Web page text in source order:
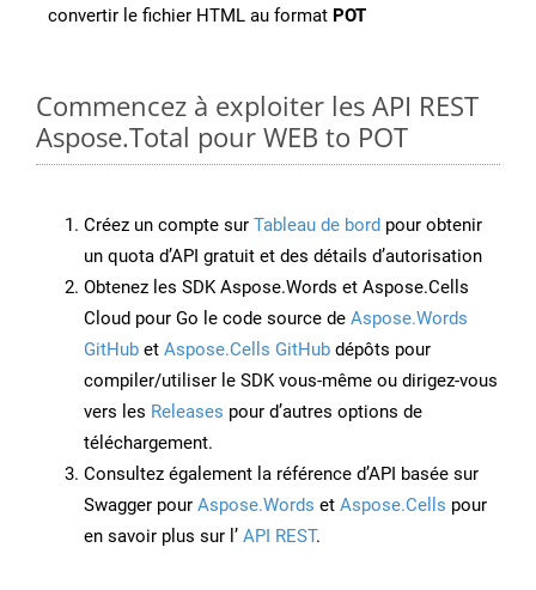
convertir le fichier HTML au format POT
Commencez à exploiter les API REST
Aspose.Total pour WEB to POT
Créez un compte sur Tableau de bord pour obtenir
un quota d’API gratuit et des détails d’autorisation
Obtenez les SDK Aspose.Words et Aspose.Cells
Cloud pour Go le code source de Aspose.Words
GitHub et Aspose.Cells GitHub dépôts pour
compiler/utiliser le SDK vous-même ou dirigez-vous
vers les Releases pour d’autres options de
téléchargement.
Consultez également la référence d’API basée sur
Swagger pour Aspose.Words et Aspose.Cells pour
en savoir plus sur l’ API REST.